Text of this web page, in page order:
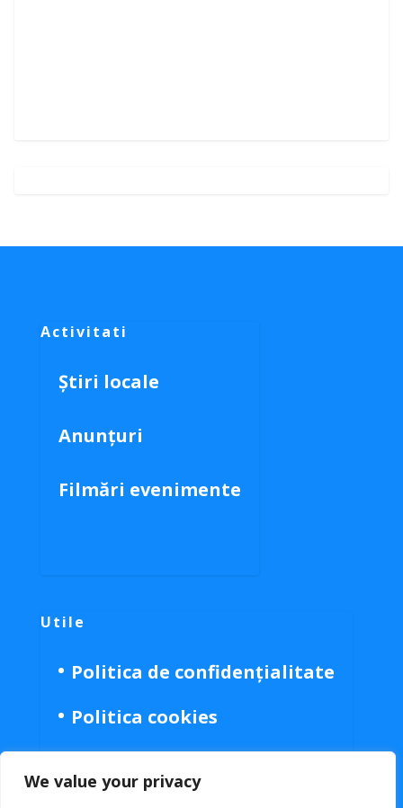
We value your privacy
Activitati
Știri locale
Anunțuri
Filmări evenimente
Utile
Politica de confidențialitate
Politica cookies